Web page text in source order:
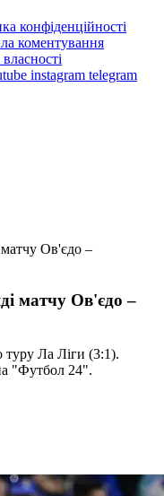
конфіденційності
коментування
instagram telegram
матчу Ов'єдо –
матчу Ов'єдо –
туру Ла Ліги (3:1).
на "Футбол 24".